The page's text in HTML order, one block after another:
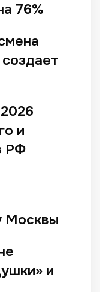
76%
и
РФ
Москвы
и